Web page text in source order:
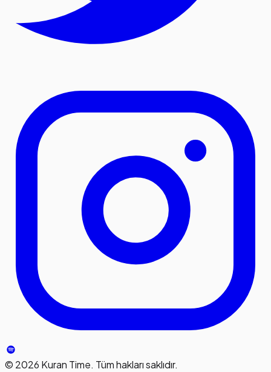
© 2026 Kuran Time. Tüm hakları saklıdır.